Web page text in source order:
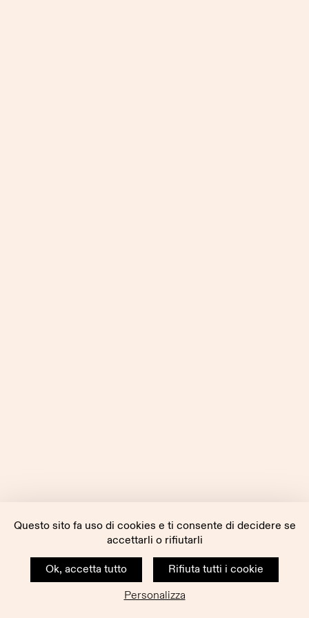
Questo sito fa uso di cookies e ti consente di decidere se
accettarli o rifiutarli
Ok, accetta tutto
Rifiuta tutti i cookie
Personalizza